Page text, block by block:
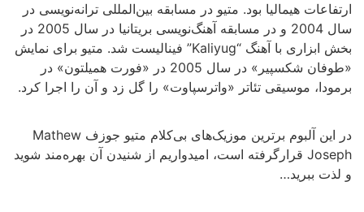
ارتفاعات هیمالیا بود. متیو در مسابقه بین‌المللی ترانه‌نویسی در
سال 2004 و در مسابقه آهنگ‌نویسی بریتانیا در سال 2005 در
بخش ابزاری با آهنگ “Kaliyug” فینالیست شد. متیو برای نمایش
«طوفان شکسپیر» در سال 2005 در «فورت همیلتون» در
برمودا، موسیقی تئاتر «واترسپاوت» را گل زد و آن را اجرا کرد.
در این آلبوم برترین موزیک‌های بی‌کلام متیو جوزف Mathew
Joseph قرارگرفته است، امیدواریم از شنیدن آن بهره‌مند شوید
و لذت ببرید…